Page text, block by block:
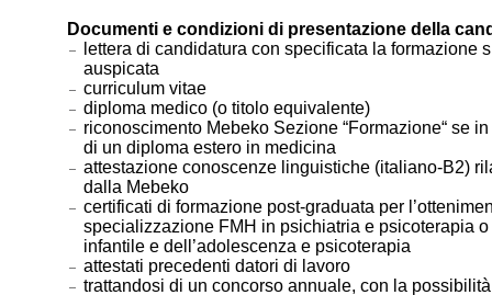
Documenti e condizioni di presentazione della
lettera di candidatura con specificata la formazione
auspicata
curriculum vitae
diploma medico (o titolo equivalente)
riconoscimento Mebeko Sezione “Formazione“ se
di un diploma estero in medicina
attestazione conoscenze linguistiche (italiano-B2)
dalla Mebeko
certificati di formazione post-graduata per
specializzazione FMH in psichiatria e psicoterapia
infantile e dell’adolescenza e psicoterapia
attestati precedenti datori di lavoro
trattandosi di un concorso annuale, con la